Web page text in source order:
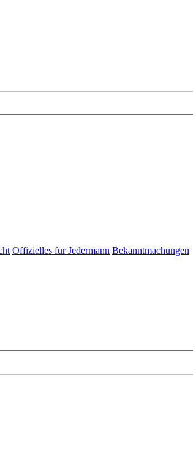
Offizielles für Jedermann Bekanntmachungen